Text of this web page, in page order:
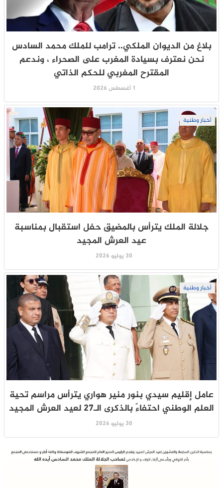
بلاغ من الديوان الملكي.. ترامب للملك محمد السادس
نحن نعترف بسيادة المغرب على الصحراء ، وندعم
المقترح المغربي للحكم الذاتي
1 أغسطس 2026
أخبار وطنية
جلالة الملك يترأس بالمضيق حفل استقبال بمناسبة
عيد العرش المجيد
30 يوليو 2026
أخبار وطنية
عامل إقليم سيدي بنور منير هواري يترأس مراسم تحية
العلم الوطني احتفاءً بالذكرى الـ27 لعيد العرش المجيد
30 يوليو 2026